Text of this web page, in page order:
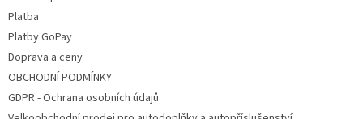
Platba
Platby GoPay
Doprava a ceny
OBCHODNÍ PODMÍNKY
GDPR - Ochrana osobních údajů